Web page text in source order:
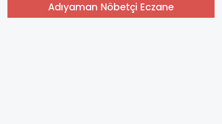
Adıyaman Nöbetçi Eczane